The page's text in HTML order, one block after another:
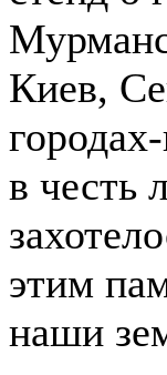
Киев,
в честь
этим
наши